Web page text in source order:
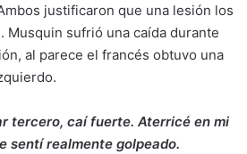
justificaron que una lesión los
Musquin sufrió una caída durante
al parece el francés obtuvo una
tercero, caí fuerte. Aterricé en mi
sentí realmente golpeado.